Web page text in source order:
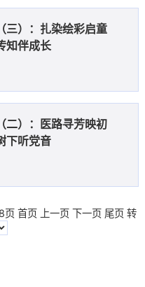
三）：扎染绘彩启童
知伴成长
二）：医路寻芳映初
下听党音
页首页 上一页 下一页 尾页 转